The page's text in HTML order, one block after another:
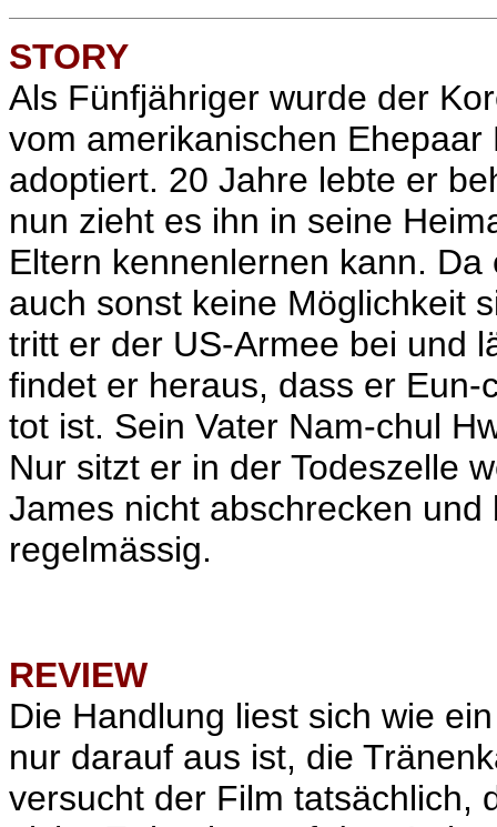
STORY
Als Fünfjähriger wurde der
vom amerikanischen
adoptiert. 20 Jahre lebte er
nun zieht es ihn in seine
Eltern kennenlernen kann.
auch sonst keine Möglichkeit
tritt er der US-Armee bei und
findet er heraus, dass er
tot ist. Sein Vater Nam-chul
Nur sitzt er in der Todeszelle
James nicht abschrecken
regelmässig.
REVIEW
Die Handlung liest sich wie
nur darauf aus ist, die
versucht der Film tatsächlich,